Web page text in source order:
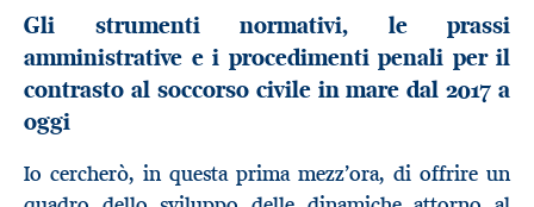
Gli strumenti normativi, le prassi
amministrative e i procedimenti penali per il
contrasto al soccorso civile in mare dal 2017 a
oggi
Io cercherò, in questa prima mezz’ora, di offrire un